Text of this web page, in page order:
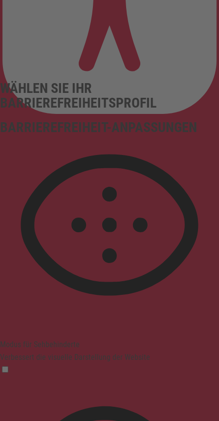
BARRIEREFREIHEIT-ANPASSUNGEN
WÄHLEN SIE IHR
BARRIEREFREIHEITSPROFIL
Modus für Sehbehinderte
Verbessert die visuelle Darstellung der Website